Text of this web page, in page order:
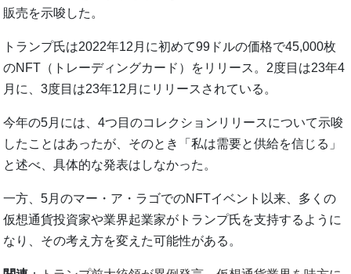
販売を示唆した。
トランプ氏は2022年12月に初めて99ドルの価格で45,000枚
のNFT（トレーディングカード）をリリース。2度目は23年4
月に、3度目は23年12月にリリースされている。
今年の5月には、4つ目のコレクションリリースについて示唆
したことはあったが、そのとき「私は需要と供給を信じる」
と述べ、具体的な発表はしなかった。
一方、5月のマー・ア・ラゴでのNFTイベント以来、多くの
仮想通貨投資家や業界起業家がトランプ氏を支持するように
なり、その考え方を変えた可能性がある。